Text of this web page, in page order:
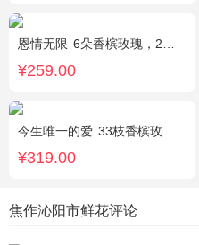
恩情无限 6朵香槟玫瑰，2枝向日葵，蓝色绣球，绿色桔梗、绿叶搭配
¥259.00
今生唯一的爱 33枝香槟玫瑰，黄莺、满天星丰满，随机赠送2只小熊。
¥319.00
焦作沁阳市鲜花评论